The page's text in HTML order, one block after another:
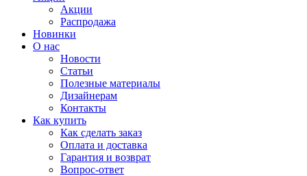
Акции
Распродажа
Новинки
О нас
Новости
Статьи
Полезные материалы
Дизайнерам
Контакты
Как купить
Как сделать заказ
Оплата и доставка
Гарантия и возврат
Вопрос-ответ